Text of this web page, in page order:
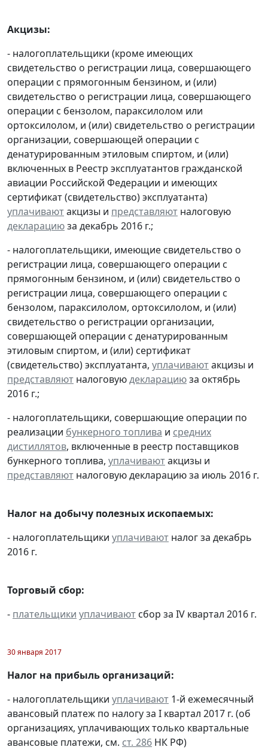
Акцизы:
- налогоплательщики (кроме имеющих
свидетельство о регистрации лица, совершающего
операции с прямогонным бензином, и (или)
свидетельство о регистрации лица, совершающего
операции с бензолом, параксилолом или
ортоксилолом, и (или) свидетельство о регистрации
организации, совершающей операции с
денатурированным этиловым спиртом, и (или)
включенных в Реестр эксплуатантов гражданской
авиации Российской Федерации и имеющих
сертификат (свидетельство) эксплуатанта)
уплачиваютакцизы и представляют налоговую
декларациюза декабрь 2016 г.;
- налогоплательщики, имеющие свидетельство о
регистрации лица, совершающего операции с
прямогонным бензином, и (или) свидетельство о
регистрации лица, совершающего операции с
бензолом, параксилолом, ортоксилолом, и (или)
свидетельство о регистрации организации,
совершающей операции с денатурированным
этиловым спиртом, и (или) сертификат
(свидетельство) эксплуатанта, уплачиваютакцизы и
представляют налоговуюдекларациюза октябрь
2016 г.;
- налогоплательщики, совершающие операции по
реализации бункерного топлива и средних
дистиллятов, включенные в реестр поставщиков
бункерного топлива, уплачиваютакцизы и
представляют налоговую декларацию за июль 2016 г.
Налог на добычу полезных ископаемых:
- налогоплательщики уплачивают налог за декабрь
2016 г.
Торговый сбор:
- плательщики уплачивают сбор за IV квартал 2016 г.
30 января 2017
Налог на прибыль организаций:
- налогоплательщики уплачивают 1-й ежемесячный
авансовый платеж по налогу за I квартал 2017 г. (об
организациях, уплачивающих только квартальные
авансовые платежи, см. ст. 286 НК РФ)